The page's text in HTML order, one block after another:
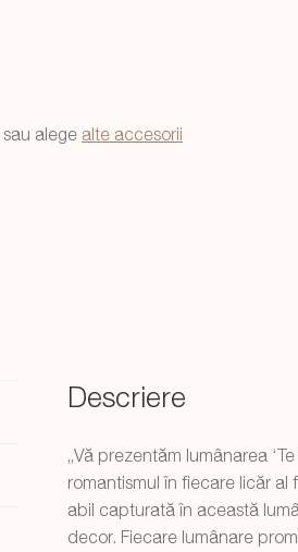
sau alege alte accesorii
Descriere
„Vă prezentăm lumânarea
romantismul în fiecare licăr al
abil capturată în această
decor. Fiecare lumânare